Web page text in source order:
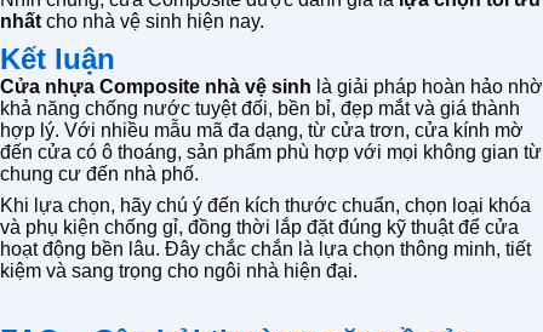
nhất cho nhà vệ sinh hiện nay.
Kết luận
Cửa nhựa Composite nhà vệ sinh là giải pháp hoàn hảo nhờ
khả năng chống nước tuyệt đối, bền bỉ, đẹp mắt và giá thành
hợp lý. Với nhiều mẫu mã đa dạng, từ cửa trơn, cửa kính mờ
đến cửa có ô thoáng, sản phẩm phù hợp với mọi không gian từ
chung cư đến nhà phố.
Khi lựa chọn, hãy chú ý đến kích thước chuẩn, chọn loại khóa
và phụ kiện chống gỉ, đồng thời lắp đặt đúng kỹ thuật để cửa
hoạt động bền lâu. Đây chắc chắn là lựa chọn thông minh, tiết
kiệm và sang trọng cho ngôi nhà hiện đại.